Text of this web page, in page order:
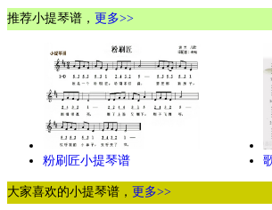
推荐小提琴谱， 更多>>
粉刷匠小提琴谱
大家喜欢的小提琴谱， 更多>>